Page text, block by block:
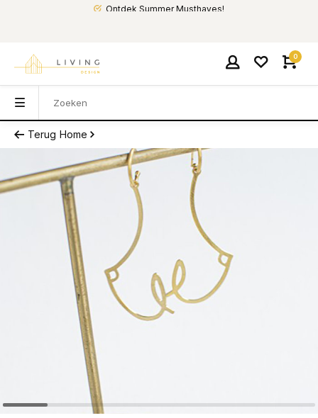
Ontdek Summer Musthaves!
0
Terug Home